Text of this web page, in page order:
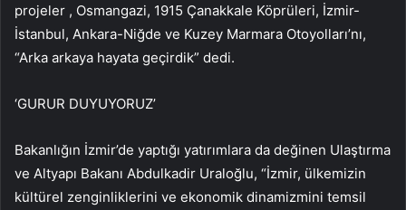
projeler , Osmangazi, 1915 Çanakkale Köprüleri, İzmir-
İstanbul, Ankara-Niğde ve Kuzey Marmara Otoyolları’nı,
“Arka arkaya hayata geçirdik” dedi.
‘GURUR DUYUYORUZ’
Bakanlığın İzmir’de yaptığı yatırımlara da değinen Ulaştırma
ve Altyapı Bakanı Abdulkadir Uraloğlu, “İzmir, ülkemizin
kültürel zenginliklerini ve ekonomik dinamizmini temsil